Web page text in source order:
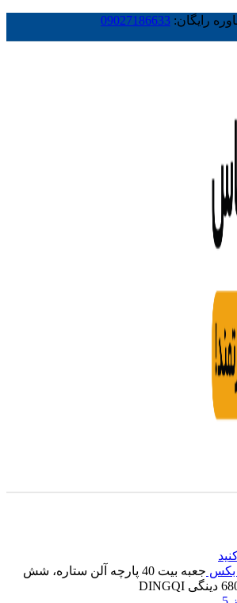
رایگان: 09027186633
بکس
جعبه بیت 40 پارچه آلن ستاره، شش